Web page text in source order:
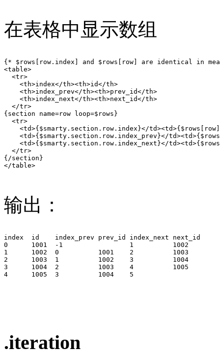
在表格中显示数组
{* $rows[row.index] and $rows[row] are identical in
<table>
  <tr>
    <th>index</th><th>id</th>
    <th>index_prev</th><th>prev_id</th>
    <th>index_next</th><th>next_id</th>
  </tr>
{section name=row loop=$rows}
  <tr>
<td>{$smarty.section.row.index}</
<td>{$smarty.section.row.index_prev}</
<td>{$smarty.section.row.index_next}</
  </tr>
{/section}
</table>
输出：
index  id    index_prev prev_id index_next next_id
0      1001  -1	                1          1002
1      1002  0          1001    2          1003
2      1003  1          1002    3          1004
3      1004  2          1003    4          1005
4      1005  3          1004    5
.iteration